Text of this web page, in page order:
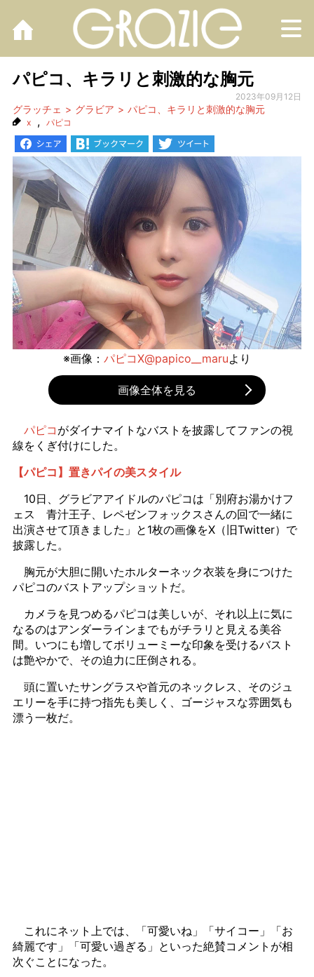
パピコ、キラリと刺激的な胸元
2023年09月12日
グラッチェ グラビア パピコ、キラリと刺激的な胸元
x , パピコ
※画像： パピコX@papico__maruより
画像全体を見る
パピコ がダイナマイトなバストを披露してファンの視
線をくぎ付けにした。
【パピコ】置きパイの美スタイル
10日、グラビアアイドルのパピコは「別府お湯かけフ
ェス 青汁王子、レペゼンフォックスさんの回で一緒に
出演させて頂きました」と1枚の画像をX（旧Twitter）で
披露した。
胸元が大胆に開いたホルターネック衣装を身につけた
パピコのバストアップショットだ。
カメラを見つめるパピコは美しいが、それ以上に気に
なるのはアンダーラインまでもがチラリと見える美谷
間。いつにも増してボリューミーな印象を受けるバスト
は艶やかで、その迫力に圧倒される。
頭に置いたサングラスや首元のネックレス、そのジュ
エリーを手に持つ指先も美しく、ゴージャスな雰囲気も
漂う一枚だ。
これにネット上では、「可愛いね」「サイコー」「お
綺麗です」「可愛い過ぎる」といった絶賛コメントが相
次ぐことになった。